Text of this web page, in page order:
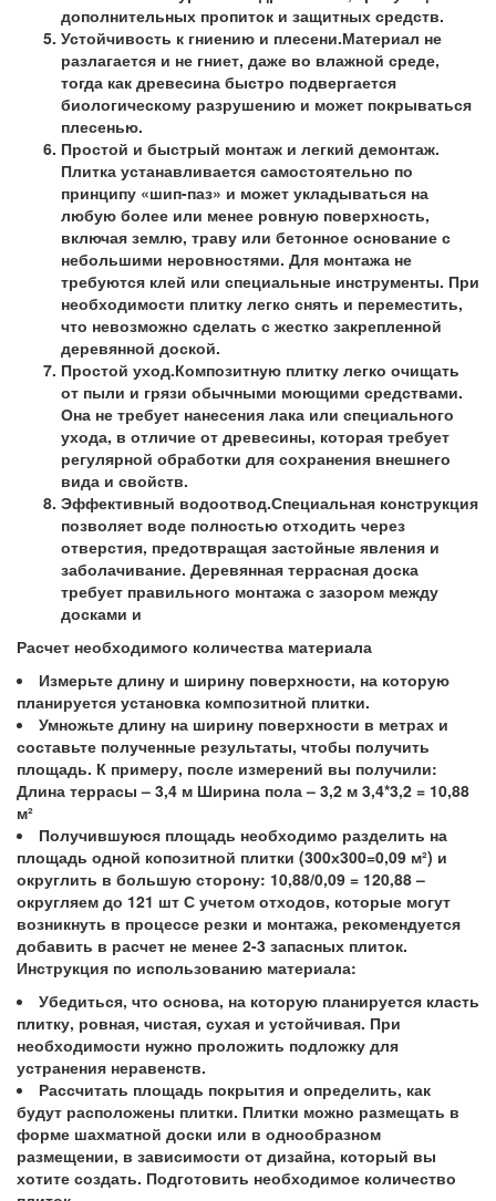
дополнительных пропиток и защитных средств.
Устойчивость к гниению и плесени.Материал не
разлагается и не гниет, даже во влажной среде,
тогда как древесина быстро подвергается
биологическому разрушению и может покрываться
плесенью.
Простой и быстрый монтаж и легкий демонтаж.
Плитка устанавливается самостоятельно по
принципу «шип-паз» и может укладываться на
любую более или менее ровную поверхность,
включая землю, траву или бетонное основание с
небольшими неровностями. Для монтажа не
требуются клей или специальные инструменты. При
необходимости плитку легко снять и переместить,
что невозможно сделать с жестко закрепленной
деревянной доской.
Простой уход.Композитную плитку легко очищать
от пыли и грязи обычными моющими средствами.
Она не требует нанесения лака или специального
ухода, в отличие от древесины, которая требует
регулярной обработки для сохранения внешнего
вида и свойств.
Эффективный водоотвод.Специальная конструкция
позволяет воде полностью отходить через
отверстия, предотвращая застойные явления и
заболачивание. Деревянная террасная доска
требует правильного монтажа с зазором между
досками и
Расчет необходимого количества материала
Измерьте длину и ширину поверхности, на которую
планируется установка композитной плитки.
Умножьте длину на ширину поверхности в метрах и
составьте полученные результаты, чтобы получить
площадь. К примеру, после измерений вы получили:
Длина террасы – 3,4 м Ширина пола – 3,2 м 3,4*3,2 = 10,88
м²
Получившуюся площадь необходимо разделить на
площадь одной копозитной плитки (300х300=0,09 м²) и
округлить в большую сторону: 10,88/0,09 = 120,88 –
округляем до 121 шт С учетом отходов, которые могут
возникнуть в процессе резки и монтажа, рекомендуется
добавить в расчет не менее 2-3 запасных плиток.
Инструкция по использованию материала:
Убедиться, что основа, на которую планируется класть
плитку, ровная, чистая, сухая и устойчивая. При
необходимости нужно проложить подложку для
устранения неравенств.
Рассчитать площадь покрытия и определить, как
будут расположены плитки. Плитки можно размещать в
форме шахматной доски или в однообразном
размещении, в зависимости от дизайна, который вы
хотите создать. Подготовить необходимое количество